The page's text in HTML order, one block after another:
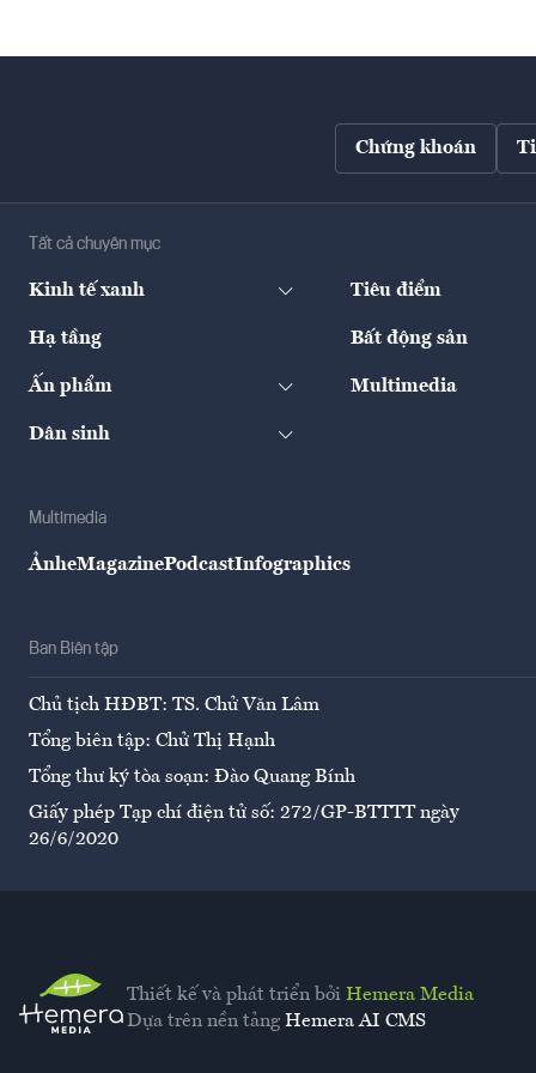
Chứng khoán
Tất cả chuyên mục
Kinh tế xanh Tiêu điểm
Hạ tầng Bất động sản
Ấn phẩm Multimedia
Dân sinh
Multimedia
ẢnheMagazinePodcastInfographics
Ban Biên tập
Chủ tịch HĐBT: TS. Chử Văn Lâm
Tổng biên tập: Chử Thị Hạnh
Tổng thư ký tòa soạn: Đào Quang Bính
Giấy phép Tạp chí điện tử số: 272/GP-BTTTT ngày
26/6/2020
Thiết kế và phát triển bởi Hemera Media
Dựa trên nền tảng Hemera AI CMS